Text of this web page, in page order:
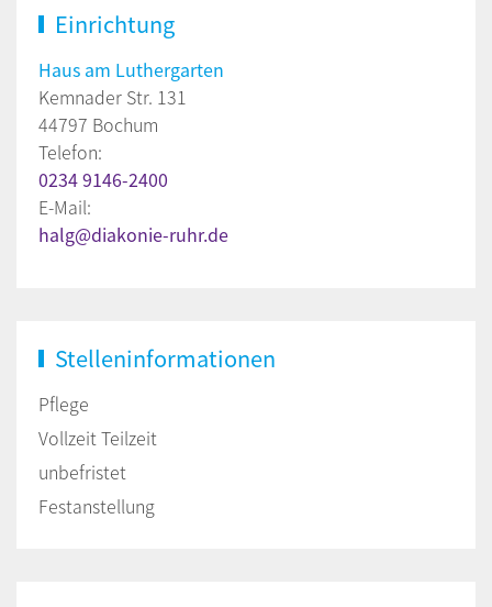
Einrichtung
Haus am Luthergarten
Kemnader Str. 131
44797 Bochum
Telefon:
0234 9146-2400
E-Mail:
halg@diakonie-ruhr.de
Stelleninformationen
Pflege
Vollzeit Teilzeit
unbefristet
Festanstellung